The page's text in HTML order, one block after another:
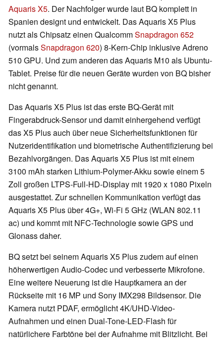
Aquaris X5. Der Nachfolger wurde laut BQ komplett in
Spanien designt und entwickelt. Das Aquaris X5 Plus
nutzt als Chipsatz einen QualcommSnapdragon 652
(vormalsSnapdragon 620) 8-Kern-Chip inklusive Adreno
510 GPU. Und zum anderen das Aquaris M10 als Ubuntu-
Tablet. Preise für die neuen Geräte wurden von BQ bisher
nicht genannt.
Das Aquaris X5 Plus ist das erste BQ-Gerät mit
Fingerabdruck-Sensor und damit einhergehend verfügt
das X5 Plus auch über neue Sicherheitsfunktionen für
Nutzeridentifikation und biometrische Authentifizierung bei
Bezahlvorgängen. Das Aquaris X5 Plus ist mit einem
3100 mAh starken Lithium-Polymer-Akku sowie einem 5
Zoll großen LTPS-Full-HD-Display mit 1920 x 1080 Pixeln
ausgestattet. Zur schnellen Kommunikation verfügt das
Aquaris X5 Plus über 4G+, Wi-Fi 5 GHz (WLAN 802.11
ac) und kommt mit NFC-Technologie sowie GPS und
Glonass daher.
BQ setzt bei seinem Aquaris X5 Plus zudem auf einen
höherwertigen Audio-Codec und verbesserte Mikrofone.
Eine weitere Neuerung ist die Hauptkamera an der
Rückseite mit 16 MP und Sony IMX298 Bildsensor. Die
Kamera nutzt PDAF, ermöglicht 4K/UHD-Video-
Aufnahmen und einen Dual-Tone-LED-Flash für
natürlichere Farbtöne bei der Aufnahme mit Blitzlicht. Bei